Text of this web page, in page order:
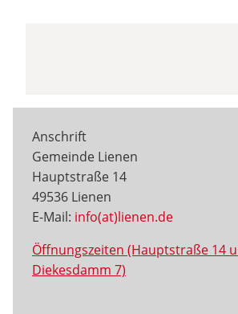
Anschrift
Gemeinde Lienen
Hauptstraße 14
49536 Lienen
E-Mail: info(at)lienen.de
Öffnungszeiten (Hauptstraße 14
Diekesdamm 7)